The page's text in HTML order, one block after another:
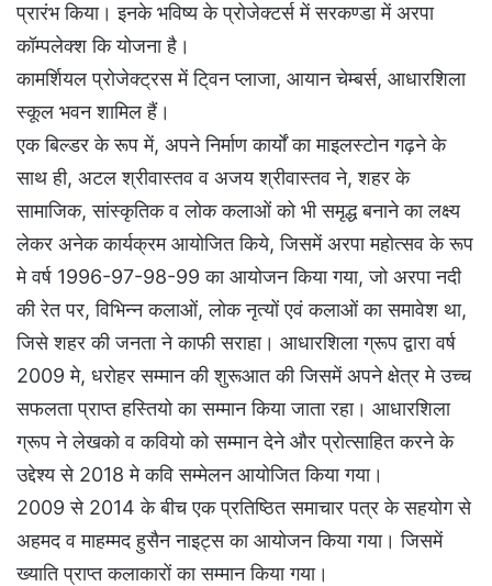
प्रारंभ किया। इनके भविष्य के प्रोजेक्टर्स में सरकण्डा में अरपा
कॉम्पलेक्श कि योजना है।
कामर्शियल प्रोजेक्ट्रस में टि्वन प्लाजा, आयान चेम्बर्स, आधारशिला
स्कूल भवन शामिल हैं।
एक बिल्डर के रूप में, अपने निर्माण कार्यों का माइलस्टोन गढ़ने के
साथ ही, अटल श्रीवास्तव व अजय श्रीवास्तव ने, शहर के
सामाजिक, सांस्कृतिक व लोक कलाओं को भी समृद्ध बनाने का लक्ष्य
लेकर अनेक कार्यक्रम आयोजित किये, जिसमें अरपा महोत्सव के रूप
मे वर्ष 1996-97-98-99 का आयोजन किया गया, जो अरपा नदी
की रेत पर, विभिन्न कलाओं, लोक नृत्यों एवं कलाओं का समावेश था,
जिसे शहर की जनता ने काफी सराहा। आधारशिला ग्रूप द्वारा वर्ष
2009 मे, धरोहर सम्मान की शुरूआत की जिसमें अपने क्षेत्र मे उच्च
सफलता प्राप्त हस्तियो का सम्मान किया जाता रहा। आधारशिला
ग्रूप ने लेखको व कवियो को सम्मान देने और प्रोत्साहित करने के
उद्देश्य से 2018 मे कवि सम्मेलन आयोजित किया गया।
2009 से 2014 के बीच एक प्रतिष्ठित समाचार पत्र के सहयोग से
अहमद व माहम्मद हुसैन नाइट्स का आयोजन किया गया। जिसमें
ख्याति प्राप्त कलाकारों का सम्मान किया गया।